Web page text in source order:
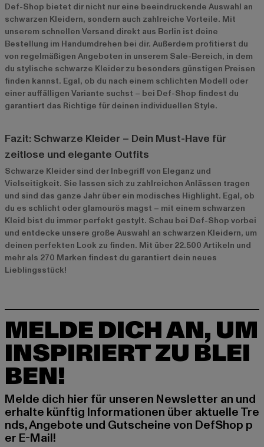
Def-Shop bietet dir nicht nur eine beeindruckende Auswahl an
schwarzen Kleidern, sondern auch zahlreiche Vorteile. Mit
unserem schnellen Versand direkt aus Berlin ist deine
Bestellung im Handumdrehen bei dir. Außerdem profitierst du
von regelmäßigen Angeboten in unserem Sale-Bereich, in dem
du stylische schwarze Kleider zu besonders günstigen Preisen
finden kannst. Egal, ob du nach einem schlichten Modell oder
einer auffälligen Variante suchst – bei Def-Shop findest du
garantiert das Richtige für deinen individuellen Style.
Fazit: Schwarze Kleider – Dein Must-Have für
zeitlose und elegante Outfits
Schwarze Kleider sind der Inbegriff von Eleganz und
Vielseitigkeit. Sie lassen sich zu zahlreichen Anlässen tragen
und sind das ganze Jahr über ein modisches Highlight. Egal, ob
du es schlicht oder glamourös magst – mit einem schwarzen
Kleid bist du immer perfekt gestylt. Schau bei Def-Shop vorbei
und entdecke unsere große Auswahl an schwarzen Kleidern, um
deinen perfekten Look zu finden. Mit über 22.500 Artikeln und
mehr als 270 Marken findest du garantiert dein neues
Lieblingsstück!
MELDE DICH AN, UM
INSPIRIERT ZU BLEI
BEN!
Melde dich hier für unseren Newsletter an und
erhalte künftig Informationen über aktuelle Tre
nds, Angebote und Gutscheine von DefShop p
er E-Mail!